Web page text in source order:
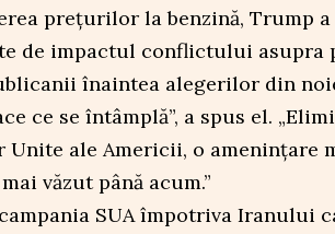
prețurilor la benzină, Trump a
de impactul conflictului asupra
înaintea alegerilor din
ce se întâmplă”, a spus el.
Unite ale Americii, o amenințare
văzut până acum.”
SUA împotriva Iranului